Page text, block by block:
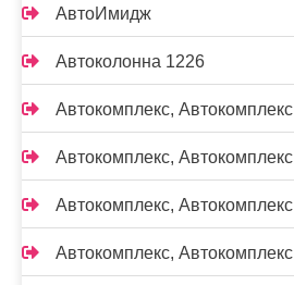
АвтоИмидж
Автоколонна 1226
Автокомплекс, Автокомплекс
Автокомплекс, Автокомплекс
Автокомплекс, Автокомплекс
Автокомплекс, Автокомплекс